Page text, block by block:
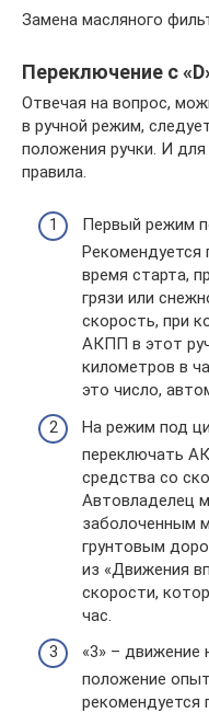
Замена масляного
Переключение с
Отвечая на вопрос,
в ручной режим,
положения ручки. И
правила.
Первый режим
Рекомендуется
время старта,
грязи или
скорость, при
АКПП в этот
километров в
это число,
На режим под
переключать
средства со
Автовладелец
заболоченным
грунтовым
из «Движения
скорости,
час.
«3» – движение
положение